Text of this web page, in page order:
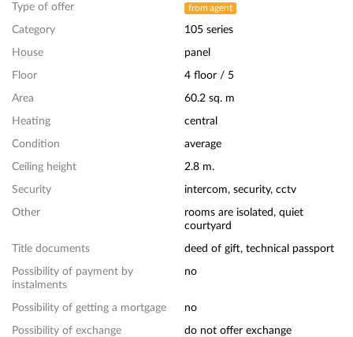
Type of offer from agent
Category 105 series
House panel
Floor 4 floor / 5
Area 60.2 sq. m
Heating central
Condition average
Ceiling height 2.8 m.
Security intercom, security, cctv
Other
rooms are isolated, quiet
courtyard
Title documents deed of gift, technical passport
Possibility of payment by
instalments
no
Possibility of getting a mortgage no
Possibility of exchange do not offer exchange